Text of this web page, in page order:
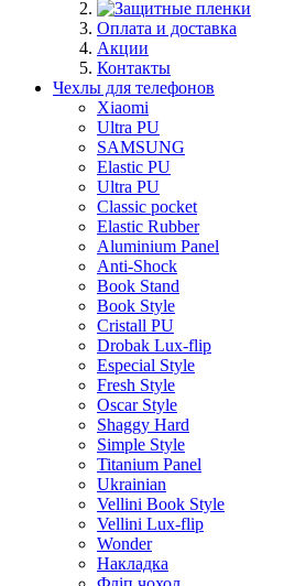
Оплата и доставка
Акции
Контакты
Чехлы для телефонов
Xiaomi
Ultra PU
SAMSUNG
Elastic PU
Ultra PU
Classic pocket
Elastic Rubber
Aluminium Panel
Anti-Shock
Book Stand
Book Style
Cristall PU
Drobak Lux-flip
Especial Style
Fresh Style
Oscar Style
Shaggy Hard
Simple Style
Titanium Panel
Ukrainian
Vellini Book Style
Vellini Lux-flip
Wonder
Накладка